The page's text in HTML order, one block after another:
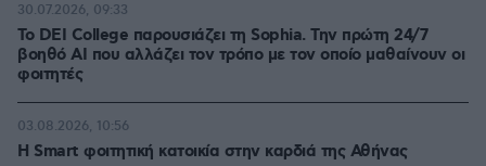
Το DEI College παρουσιάζει τη Sophia. Την πρώτη 24/7
βοηθό AI που αλλάζει τον τρόπο με τον οποίο μαθαίνουν οι
φοιτητές
30.07.2026, 09:33
Η Smart φοιτητική κατοικία στην καρδιά της Αθήνας
03.08.2026, 10:56